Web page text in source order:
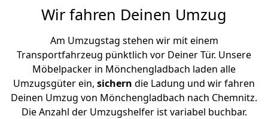
Wir fahren Deinen Umzug
Am Umzugstag stehen wir mit einem
Transportfahrzeug pünktlich vor Deiner Tür. Unsere
Möbelpacker in Mönchen­gladbach laden alle
Umzugsgüter ein, sichern die Ladung und wir fahren
Deinen Umzug von Mönchen­gladbach nach Chemnitz.
Die Anzahl der Umzugshelfer ist variabel buchbar.